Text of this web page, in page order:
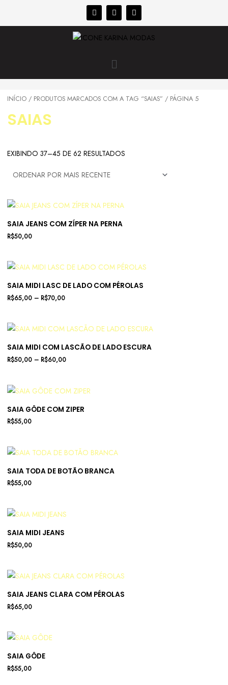
INÍCIO/ PRODUTOS MARCADOS COM A TAG “SAIAS” / PÁGINA 5
SAIAS
EXIBINDO 37–45 DE 62 RESULTADOS
SAIA JEANS COM ZÍPER NA PERNA
R$50,00
SAIA MIDI LASC DE LADO COM PÉROLAS
R$65,00 – R$70,00
SAIA MIDI COM LASCÃO DE LADO ESCURA
R$50,00 – R$60,00
SAIA GÔDE COM ZIPER
R$55,00
SAIA TODA DE BOTÃO BRANCA
R$55,00
SAIA MIDI JEANS
R$50,00
SAIA JEANS CLARA COM PÉROLAS
R$65,00
SAIA GÔDE
R$55,00